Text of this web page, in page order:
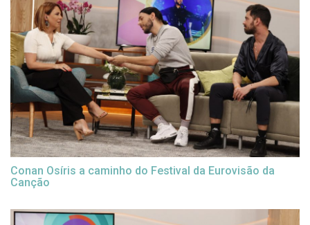
Conan Osíris a caminho do Festival da Eurovisão da
Canção